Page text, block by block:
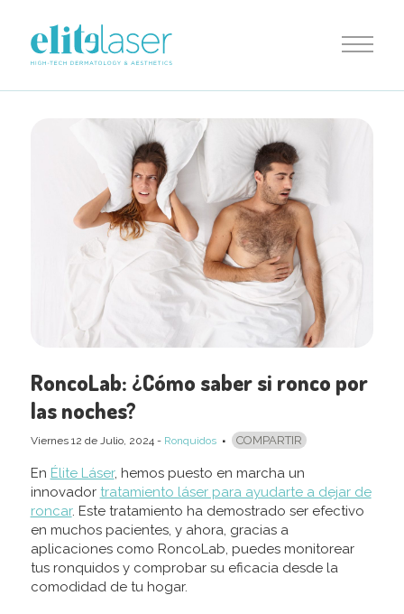
RoncoLab: ¿Cómo saber si ronco por
las noches?
Viernes 12 deJulio, 2024- Ronquidos COMPARTIR
En Élite Láser, hemos puesto en marcha un
innovador tratamiento láser para ayudarte a dejar de
roncar. Este tratamiento ha demostrado ser efectivo
en muchos pacientes, y ahora, gracias a
aplicaciones como RoncoLab, puedes monitorear
tus ronquidos y comprobar su eficacia desde la
comodidad de tu hogar.